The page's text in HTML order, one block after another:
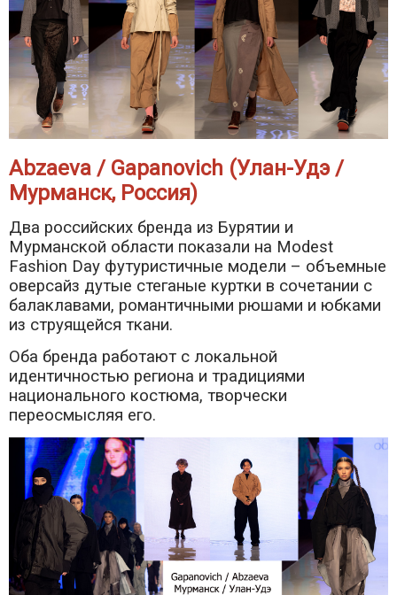
Abzaeva / Gapanovich (Улан-Удэ /
Мурманск, Россия)
Два российских бренда из Бурятии и
Мурманской области показали на Modest
Fashion Day футуристичные модели – объемные
оверсайз дутые стеганые куртки в сочетании с
балаклавами, романтичными рюшами и юбками
из струящейся ткани.
Оба бренда работают с локальной
идентичностью региона и традициями
национального костюма, творчески
переосмысляя его.